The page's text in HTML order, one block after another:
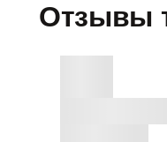
Отзывы